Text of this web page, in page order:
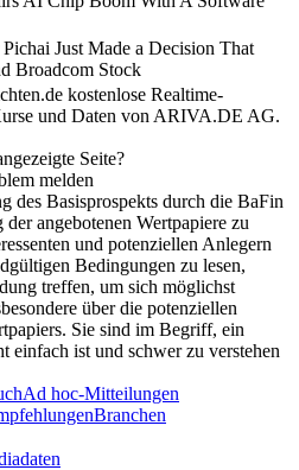
Just Made a Decision That
Broadcom Stock
kostenlose Realtime-
und Daten von ARIVA.DE AG.
Seite?
melden
des Basisprospekts durch die BaFin
angebotenen Wertpapiere zu
und potenziellen Anlegern
Bedingungen zu lesen,
treffen, um sich möglichst
über die potenziellen
Sie sind im Begriff, ein
einfach ist und schwer zu verstehen
Ad hoc-Mitteilungen
Branchen